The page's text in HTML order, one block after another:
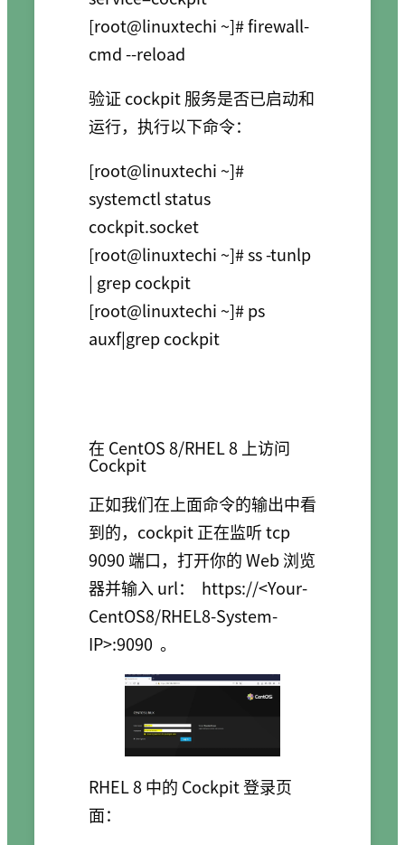
[root@linuxtechi ~]# firewall-
cmd --reload
验证 cockpit 服务是否已启动和
运行，执行以下命令：
[root@linuxtechi ~]#
systemctl status
cockpit.socket
[root@linuxtechi ~]# ss -tunlp
| grep cockpit
[root@linuxtechi ~]# ps
auxf|grep cockpit
在 CentOS 8/RHEL 8 上访问
Cockpit
正如我们在上面命令的输出中看
到的，cockpit 正在监听 tcp
9090 端口，打开你的 Web 浏览
器并输入 url：
https://<Your-
CentOS8/RHEL8-System-
IP>:9090 。
RHEL 8 中的 Cockpit 登录页
面：